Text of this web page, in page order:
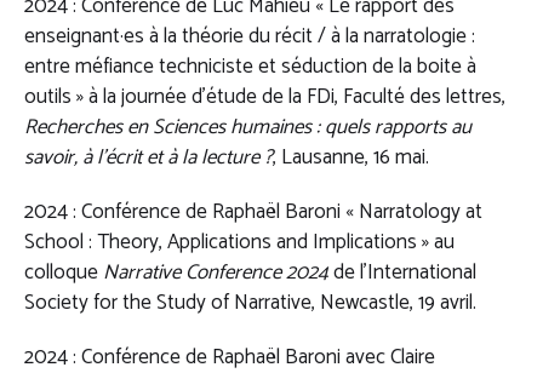
enseignant·es à la théorie du récit / à la narratologie :
entre méfiance techniciste et séduction de la boite à
outils » à la journée d’étude de la FDi, Faculté des lettres,
Recherches en Sciences humaines : quels rapports au
savoir, à l’écrit et à la lecture ?, Lausanne, 16 mai.
2024 : Conférence de Raphaël Baroni « Narratology at
School : Theory, Applications and Implications » au
colloqueNarrative Conference 2024de l’International
Society for the Study of Narrative, Newcastle, 19 avril.
2024 : Conférence de Raphaël Baroni avec Claire